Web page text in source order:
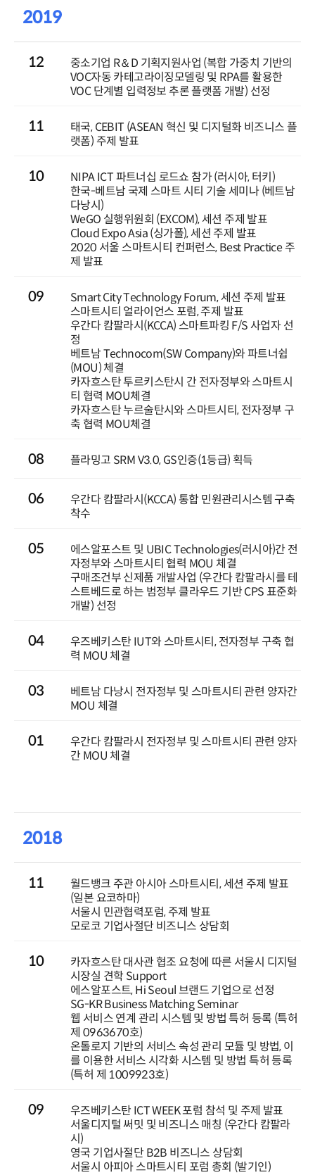
2019
12
중소기업 R＆D 기획지원사업 (복합 가중치 기반의
VOC자동 카테고라이징모델링 및 RPA를 활용한
VOC 단계별 입력정보 추론 플랫폼 개발) 선정
11
태국, CEBIT (ASEAN 혁신 및 디지털화 비즈니스 플
랫폼) 주제 발표
10
NIPA ICT 파트너십 로드쇼 참가 (러시아, 터키)
한국-베트남 국제 스마트 시티 기술 세미나 (베트남
다낭시)
WeGO 실행위원회 (EXCOM), 세션 주제 발표
Cloud Expo Asia (싱가폴), 세션 주제 발표
2020 서울 스마트시티 컨퍼런스, Best Practice 주
제 발표
09
Smart City Technology Forum, 세션 주제 발표
스마트시티 얼라이언스 포럼, 주제 발표
우간다 캄팔라시(KCCA) 스마트파킹 F/S 사업자 선
정
베트남 Technocom(SW Company)와 파트너쉽
(MOU) 체결
카자흐스탄 투르키스탄시 간 전자정부와 스마트시
티 협력 MOU체결
카자흐스탄 누르술탄시와 스마트시티, 전자정부 구
축 협력 MOU체결
08 플라밍고 SRM V3.0, GS인증(1등급) 획득
06
우간다 캄팔라시(KCCA) 통합 민원관리시스템 구축
착수
05
에스알포스트 및 UBIC Technologies(러시아)간 전
자정부와 스마트시티 협력 MOU 체결
구매조건부 신제품 개발사업 (우간다 캄팔라시를 테
스트베드로 하는 범정부 클라우드 기반 CPS 표준화
개발) 선정
04
우즈베키스탄 IUT와 스마트시티, 전자정부 구축 협
력 MOU 체결
03
베트남 다낭시 전자정부 및 스마트시티 관련 양자간
MOU 체결
01
우간다 캄팔라시 전자정부 및 스마트시티 관련 양자
간 MOU 체결
2018
11
월드뱅크 주관 아시아 스마트시티, 세션 주제 발표
(일본 요코하마)
서울시 민관협력포럼, 주제 발표
모로코 기업사절단 비즈니스 상담회
10
카자흐스탄 대사관 협조 요청에 따른 서울시 디지털
시장실 견학 Support
에스알포스트, Hi Seoul 브랜드 기업으로 선정
SG-KR Business Matching Seminar
웹 서비스 연계 관리 시스템 및 방법 특허 등록 (특허
제 0963670호)
온톨로지 기반의 서비스 속성 관리 모듈 및 방법, 이
를 이용한 서비스 시각화 시스템 및 방법 특허 등록
(특허 제 1009923호)
09
우즈베키스탄 ICT WEEK 포럼 참석 및 주제 발표
서울디지털 써밋 및 비즈니스 매칭 (우간다 캄팔라
시)
영국 기업사절단 B2B 비즈니스 상담회
서울시 아피아 스마트시티 포럼 총회 (발기인)